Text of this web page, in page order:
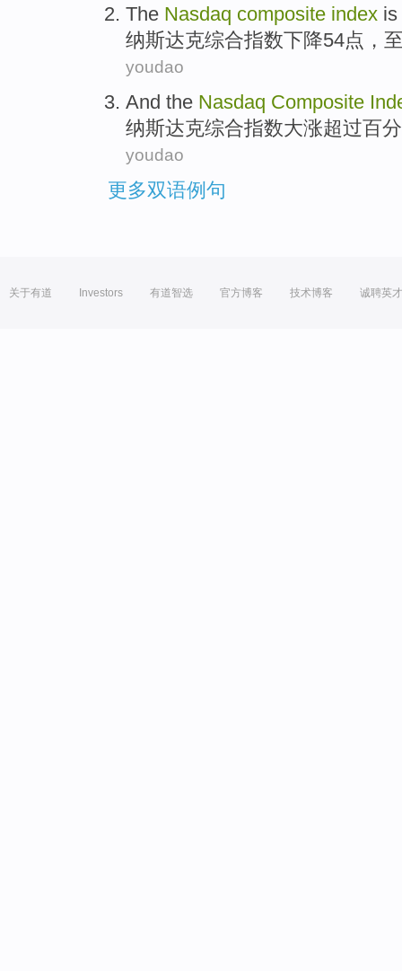
The Nasdaq composite index is
纳斯达克综合指数下降54点，
youdao
And the Nasdaq Composite
纳斯达克综合指数大涨超过百
youdao
更多双语例句
关于有道 Investors 有道智选 官方博客 技术博客 诚聘英才